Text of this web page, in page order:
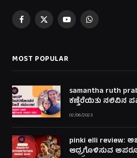
Facebook
X
YouTubeWhatsApp
MOST POPULAR
samantha ruth
ಕಣ್ತೆರೆಯಿತು ನಲಿವಿನ
02/06/2023
pinki elli review:
ಆದ್ರ್ರಗೊಳಿಸುವ